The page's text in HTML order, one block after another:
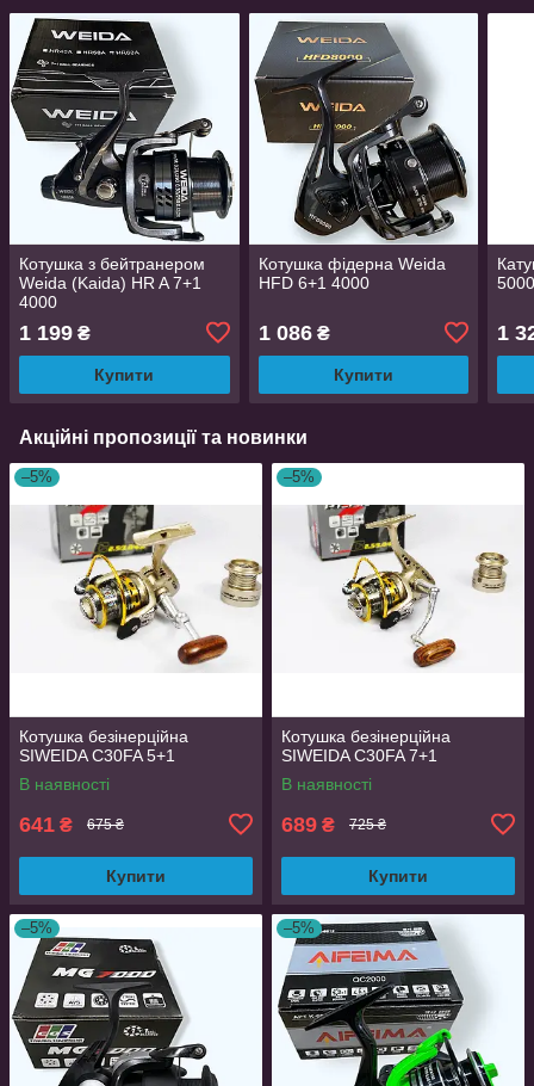
Котушка з бейтранером
Weida (Kaida) HR A 7+1
4000
1 199 ₴
Купити
Котушка фідерна Weida
HFD 6+1 4000
1 086₴
Купити
1
Акційні пропозиції та новинки
–5%
Котушка безінерційна
SIWEIDA C30FA 5+1
В наявності
641 ₴ 675 ₴
Купити
–5%
Котушка безінерційна
SIWEIDA C30FA 7+1
В наявності
689 ₴ 725 ₴
Купити
–5% –5%